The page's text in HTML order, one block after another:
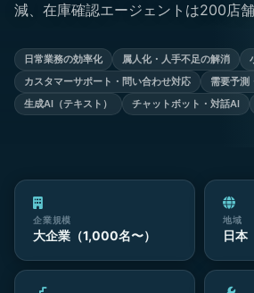
減、在庫確認エージェントは200店舗
日常業務の効率化 属人化・人手不足の解消
カスタマーサポート・問い合わせ対応
需要予測
生成AI（テキスト）
チャットボット・対話AI
企業規模
大企業（1,000名〜）
地域
日本